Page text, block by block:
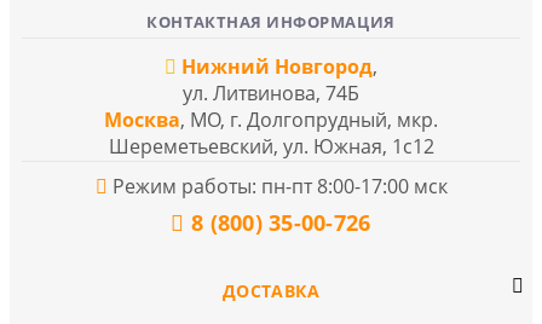
КОНТАКТНАЯ ИНФОРМАЦИЯ
Нижний Новгород,
ул. Литвинова, 74Б
Москва, МО, г. Долгопрудный, мкр.
Шереметьевский, ул. Южная, 1с12
Режим работы: пн-пт 8:00-17:00 мск
8 (800) 35-00-726
ДОСТАВКА